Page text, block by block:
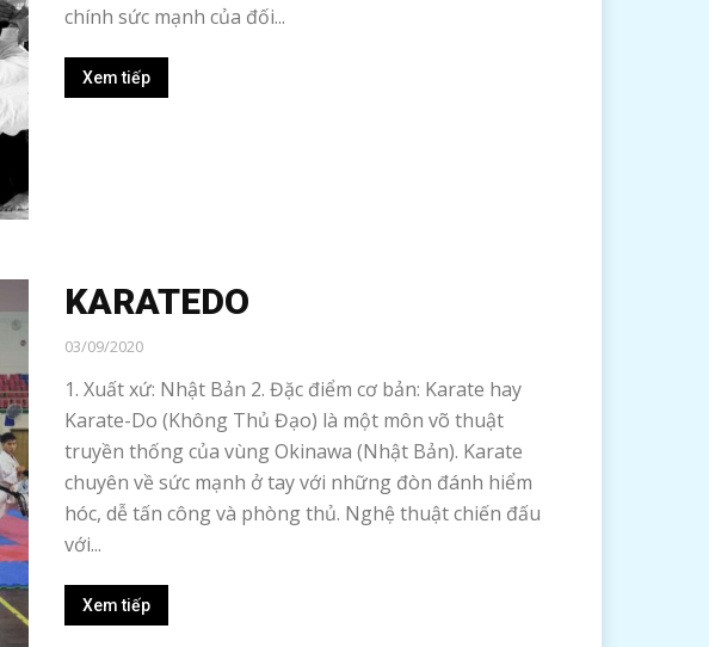
chính sức mạnh của đối...
Xem tiếp
KARATEDO
03/09/2020
1. Xuất xứ: Nhật Bản 2. Đặc điểm cơ bản: Karate hay
Karate-Do (Không Thủ Đạo) là một môn võ thuật
truyền thống của vùng Okinawa (Nhật Bản). Karate
chuyên về sức mạnh ở tay với những đòn đánh hiểm
hóc, dễ tấn công và phòng thủ. Nghệ thuật chiến đấu
với...
Xem tiếp